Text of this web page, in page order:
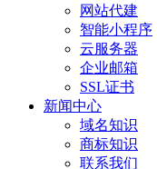
网站代建
智能小程序
云服务器
企业邮箱
SSL证书
新闻中心
域名知识
商标知识
联系我们